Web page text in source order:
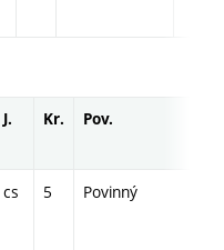
J. Kr. Pov.
cs 5 Povinný